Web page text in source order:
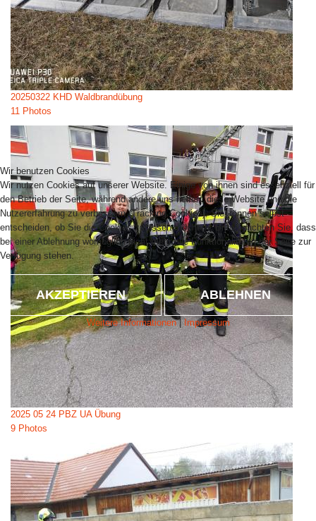
20250322 KHD Waldbrandübung
11 Photos
2025 05 24 PBZ UA Übung
9 Photos
Wir benutzen Cookies
Wir nutzen Cookies auf unserer Website. Einige von ihnen sind essenziell für
den Betrieb der Seite, während andere uns helfen, diese Website und die
Nutzererfahrung zu verbessern (Tracking Cookies). Sie können selbst
entscheiden, ob Sie die Cookies zulassen möchten. Bitte beachten Sie, dass
bei einer Ablehnung womöglich nicht mehr alle Funktionalitäten der Seite zur
Verfügung stehen.
AKZEPTIEREN ABLEHNEN
Weitere Informationen|Impressum